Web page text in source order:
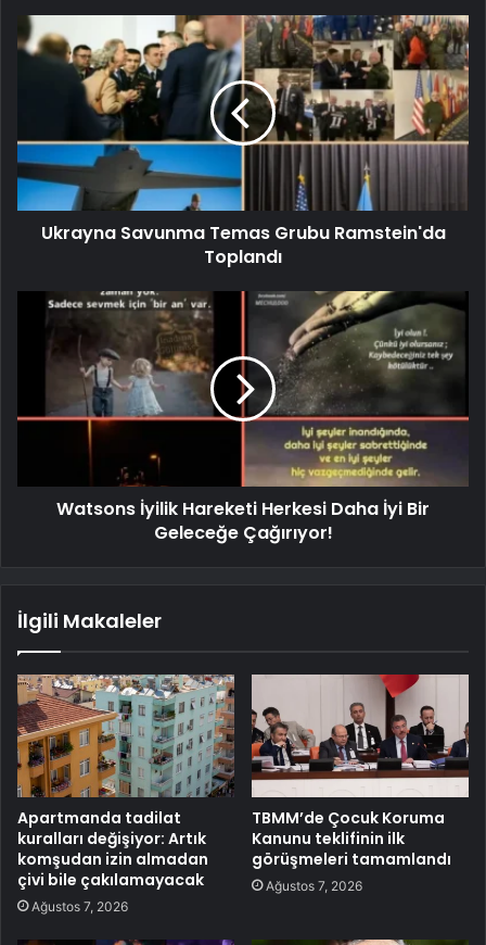
Ukrayna Savunma Temas Grubu Ramstein'da
Toplandı
Watsons İyilik Hareketi Herkesi Daha İyi Bir
Geleceğe Çağırıyor!
İlgili Makaleler
Apartmanda tadilat
kuralları değişiyor: Artık
komşudan izin almadan
çivi bile çakılamayacak
Ağustos 7, 2026
TBMM’de Çocuk Koruma
Kanunu teklifinin ilk
görüşmeleri tamamlandı
Ağustos 7, 2026